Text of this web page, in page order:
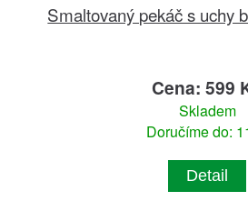
Smaltovaný pekáč s uchy
Cena: 599
Skladem
Doručíme do:
Detail